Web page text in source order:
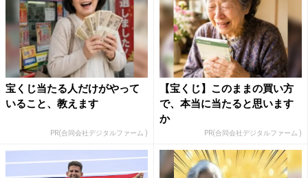
宝くじ当たる人だけがやって
いること、教えます
PR(合同会社デジタルファーム )
【宝くじ】このままの買い方
で、本当に当たると思います
か
PR(合同会社デジタルファーム )